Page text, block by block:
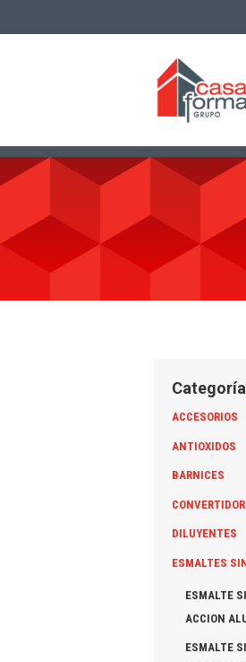
ACCESORIOS
ANTIOXIDOS
BARNICES
CONVERTIDOR
DILUYENTES
ESMALTES
ESMALTE
ACCION
ESMALTE